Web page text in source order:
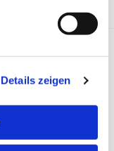
Details zeigen